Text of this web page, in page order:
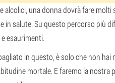
alcolici, una donna dovrà fare
in salute. Su questo percorso più
esaurimenti.
in questo, è solo che non
mortale. E faremo la